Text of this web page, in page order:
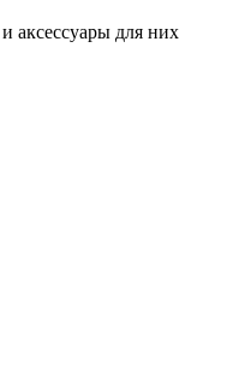
аксессуары для них